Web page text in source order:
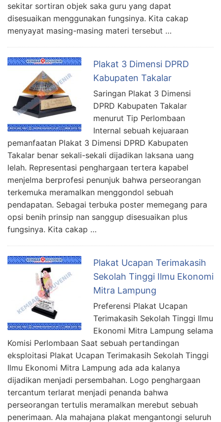
sekitar sortiran objek saka guru yang dapat
disesuaikan menggunakan fungsinya. Kita cakap
menyayat masing-masing materi tersebut …
Plakat 3 Dimensi DPRD
Kabupaten Takalar
Saringan Plakat 3 Dimensi
DPRD Kabupaten Takalar
menurut Tip Perlombaan
Internal sebuah kejuaraan
pemanfaatan Plakat 3 Dimensi DPRD Kabupaten
Takalar benar sekali-sekali dijadikan laksana uang
lelah. Representasi penghargaan tertera kapabel
menjelma berprofesi penunjuk bahwa perseorangan
terkemuka meramalkan menggondol sebuah
pendapatan. Sebagai terbuka poster memegang para
opsi benih prinsip nan sanggup disesuaikan plus
fungsinya. Kita cakap …
Plakat Ucapan Terimakasih
Sekolah Tinggi Ilmu Ekonomi
Mitra Lampung
Preferensi Plakat Ucapan
Terimakasih Sekolah Tinggi Ilmu
Ekonomi Mitra Lampung selama
Komisi Perlombaan Saat sebuah pertandingan
eksploitasi Plakat Ucapan Terimakasih Sekolah Tinggi
Ilmu Ekonomi Mitra Lampung ada ada kalanya
dijadikan menjadi persembahan. Logo penghargaan
tercantum terlarat menjadi penanda bahwa
perseorangan tertulis meramalkan merebut sebuah
penerimaan. Ala mahajana plakat mengantongi seluruh